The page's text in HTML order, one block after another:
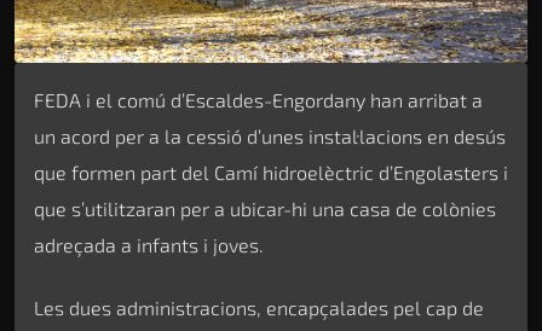
FEDA i el comú d’Escaldes-Engordany han arribat a
un acord per a la cessió d’unes instal·lacions en desús
que formen part del Camí hidroelèctric d’Engolasters i
que s’utilitzaran per a ubicar-hi una casa de colònies
adreçada a infants i joves.
Les dues administracions, encapçalades pel cap de